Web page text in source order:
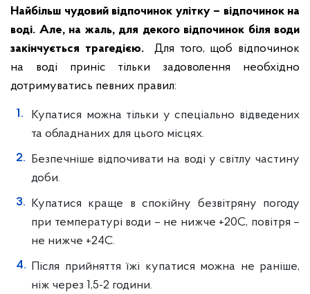
Найбільш чудовий відпочинок улітку – відпочинок на
воді. Але, на жаль, для декого відпочинок біля води
закінчується трагедією. Для того, щоб відпочинок
на воді приніс тільки задоволення необхідно
дотримуватись певних правил:
Купатися можна тільки у спеціально відведених
та обладнаних для цього місцях.
Безпечніше відпочивати на воді у світлу частину
доби.
Купатися краще в спокійну безвітряну погоду
при температурі води – не нижче +20С, повітря –
не нижче +24С.
Після прийняття їжі купатися можна не раніше,
ніж через 1,5-2 години.